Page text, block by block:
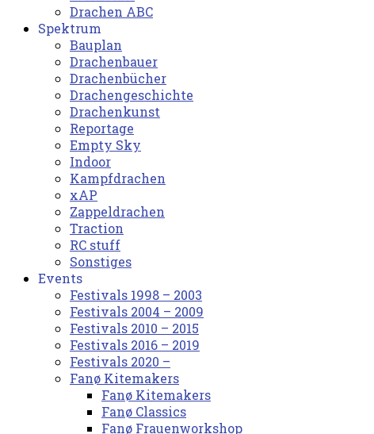
Drachen ABC
Spektrum
Bauplan
Drachenbauer
Drachenbücher
Drachengeschichte
Drachenkunst
Reportage
Empty Sky
Indoor
Kampfdrachen
xAP
Zappeldrachen
Traction
RC stuff
Sonstiges
Events
Festivals 1998 – 2003
Festivals 2004 – 2009
Festivals 2010 – 2015
Festivals 2016 – 2019
Festivals 2020 –
Fanø Kitemakers
Fanø Kitemakers
Fanø Classics
Fanø Frauenworkshop